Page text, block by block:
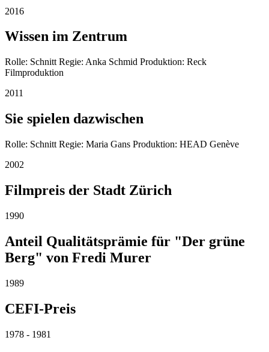
2016
Wissen im Zentrum
Rolle: Schnitt Regie: Anka Schmid Produktion: Reck
Filmproduktion
2011
Sie spielen dazwischen
Rolle: Schnitt Regie: Maria Gans Produktion: HEAD Genève
2002
Filmpreis der Stadt Zürich
1990
Anteil Qualitätsprämie für "Der grüne
Berg" von Fredi Murer
1989
CEFI-Preis
1978 - 1981